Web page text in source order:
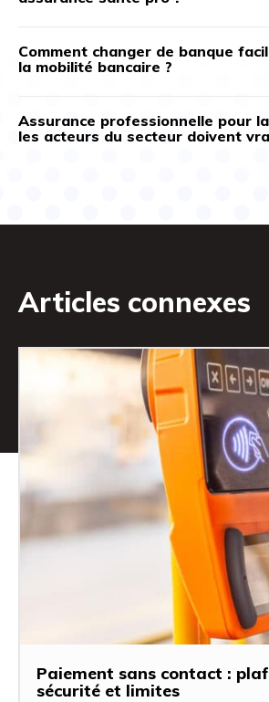
Comment changer de banque
la mobilité bancaire ?
Assurance professionnelle pour
les acteurs du secteur doivent
Articles connexes
Paiement sans contact :
sécurité et limites